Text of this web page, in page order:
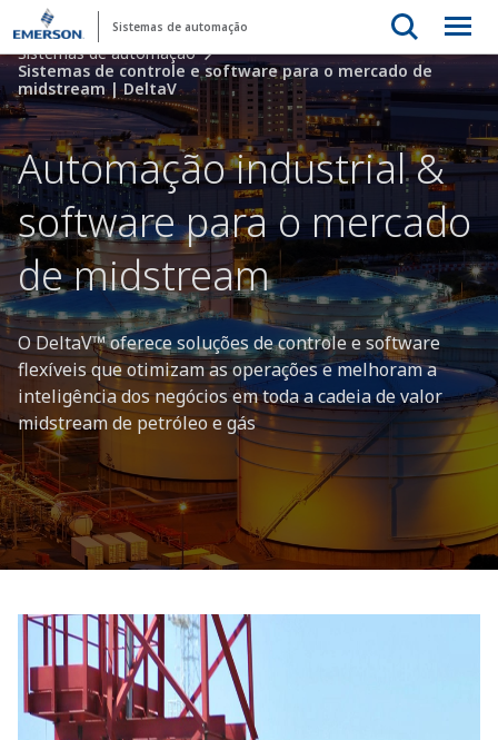
Sistemas de automação
Sistemas de automação
Sistemas de controle e software para o mercado de
midstream | DeltaV
Automação industrial &
software para o mercado
de midstream
O DeltaV™ oferece soluções de controle e software
flexíveis que otimizam as operações e melhoram a
inteligência dos negócios em toda a cadeia de valor
midstream de petróleo e gás